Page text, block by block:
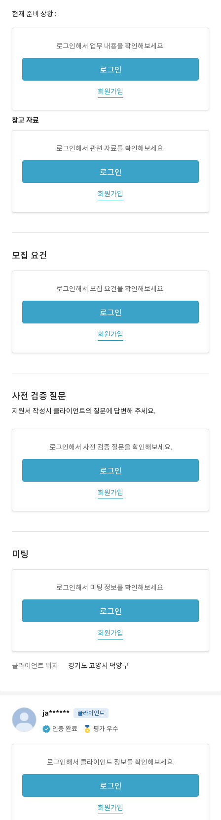
현재 준비 상황 :
로그인해서 업무 내용을 확인해보세요.
로그인
회원가입
참고 자료
로그인해서 관련 자료를 확인해보세요.
로그인
회원가입
모집 요건
로그인해서 모집 요건을 확인해보세요.
로그인
회원가입
사전 검증 질문
지원서 작성시 클라이언트의 질문에 답변해 주세요.
로그인해서 사전 검증 질문을 확인해보세요.
로그인
회원가입
미팅
로그인해서 미팅 정보를 확인해보세요.
로그인
회원가입
클라이언트 위치 경기도 고양시 덕양구
ja****** 클라이언트
인증 완료 평가 우수
로그인해서 클라이언트 정보를 확인해보세요.
로그인
회원가입